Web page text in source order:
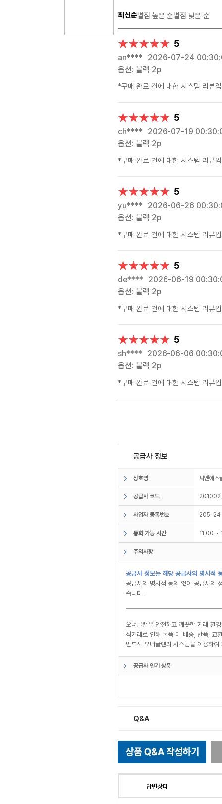
최신순별점 높은 순별점 낮은 순
★★★★★
★★★★★ 5
an**** 2026-07-24
옵션: 블랙 2p
*구매 완료 건에 대한 시스템 리뷰
★★★★★
★★★★★ 5
ch**** 2026-07-19
옵션: 블랙 2p
*구매 완료 건에 대한 시스템 리뷰
★★★★★
★★★★★ 5
yu**** 2026-06-26
옵션: 블랙 2p
*구매 완료 건에 대한 시스템 리뷰
★★★★★
★★★★★ 5
de**** 2026-06-19
옵션: 블랙 2p
*구매 완료 건에 대한 시스템 리뷰
★★★★★
★★★★★ 5
sh**** 2026-06-06
옵션: 블랙 2p
*구매 완료 건에 대한 시스템 리뷰
공급사 정보
상호명 씨엔에
공급사 코드
사업자 등록번호 205-
통화 가능 시간 11:00
주의사항
공급사 정보는 해당 공급사의 명시적
공급사의 명시적 동의 없이 공급사의
습니다.
오너클랜은 안전하고 깨끗한 거래 환
직거래로 인해 물품 미 배송, 반품, 교
반드시 오너클랜의 시스템을 이용하
공급사 인기 상품
Q&A
답변상태